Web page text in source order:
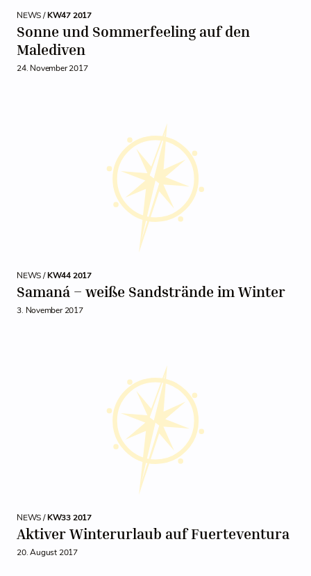
NEWS /KW47 2017
Sonne und Sommerfeeling auf den
Malediven
24. November 2017
NEWS /KW44 2017
Samaná – weiße Sandstrände im Winter
3. November 2017
NEWS /KW33 2017
Aktiver Winterurlaub auf Fuerteventura
20. August 2017